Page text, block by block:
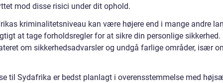
mod disse risici under dit ophold.
kriminalitetsniveau kan være højere end i mange andre
at tage forholdsregler for at sikre din personlige sikkerhed.
om sikkerhedsadvarsler og undgå farlige områder, især
til Sydafrika er bedst planlagt i overensstemmelse med